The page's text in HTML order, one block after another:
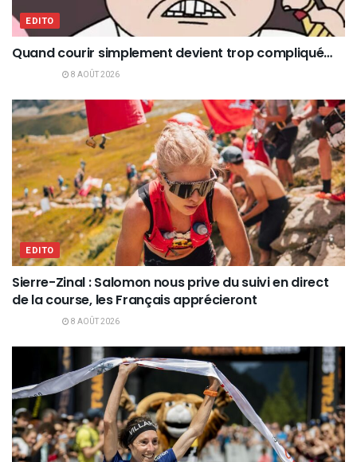
EDITO
Quand courir simplement devient trop compliqué…
8 AOÛT 2026
EDITO
Sierre-Zinal : Salomon nous prive du suivi en direct
de la course, les Français apprécieront
8 AOÛT 2026